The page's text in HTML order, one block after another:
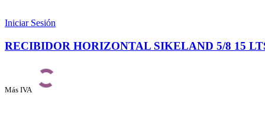
Iniciar Sesión
RECIBIDOR HORIZONTAL SIKELAND 5/8 15
Más IVA